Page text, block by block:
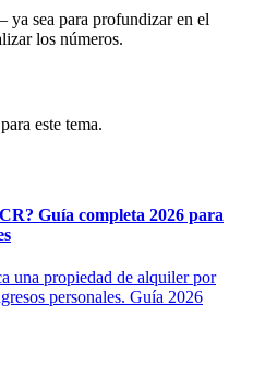
ya sea para profundizar en el
los números.
este tema.
Guía completa 2026 para
una propiedad de alquiler por
personales. Guía 2026